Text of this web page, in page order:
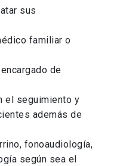
sus
familiar o
de
el seguimiento y
además de
fonoaudiología,
según sea el